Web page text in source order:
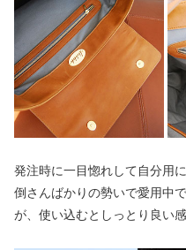
発注時に一目惚れして自分用
倒さんばかりの勢いで愛用中
が、使い込むとしっとり良い